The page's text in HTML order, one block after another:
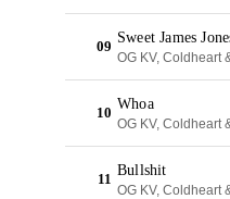
09
Sweet James
OG KV, Coldheart
10
Whoa
OG KV, Coldheart
11
Bullshit
OG KV, Coldheart